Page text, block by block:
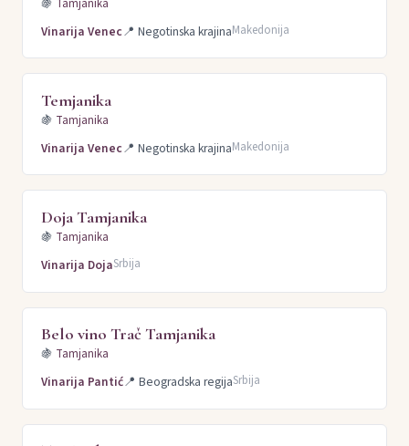
Vinarija Venec📍 Negotinska krajinaMakedonija
Temjanika
🍇 Tamjanika
Vinarija Venec📍 Negotinska krajinaMakedonija
Doja Tamjanika
🍇 Tamjanika
Vinarija DojaSrbija
Belo vino Trač Tamjanika
🍇 Tamjanika
Vinarija Pantić📍 Beogradska regijaSrbija